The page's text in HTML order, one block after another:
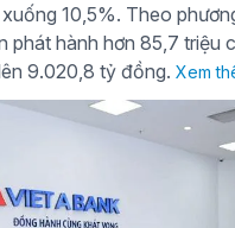
10,5%. Theo
phát hành hơn 85,7 triệu
9.020,8 tỷ đồng. Xem